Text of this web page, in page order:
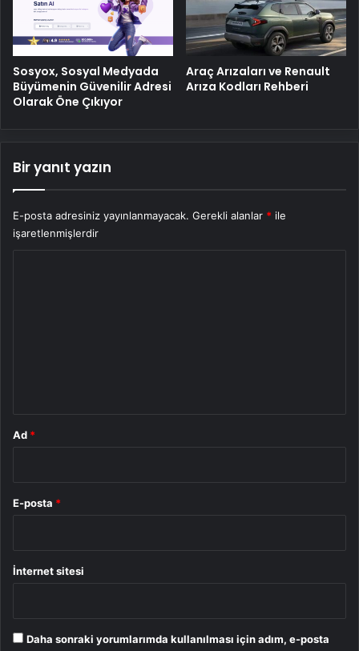
Sosyox, Sosyal Medyada
Büyümenin Güvenilir Adresi
Olarak Öne Çıkıyor
Araç Arızaları ve Renault
Arıza Kodları Rehberi
Bir yanıt yazın
E-posta adresiniz yayınlanmayacak. Gerekli alanlar * ile
işaretlenmişlerdir
Ad *
E-posta *
İnternet sitesi
Daha sonraki yorumlarımda kullanılması için adım, e-posta